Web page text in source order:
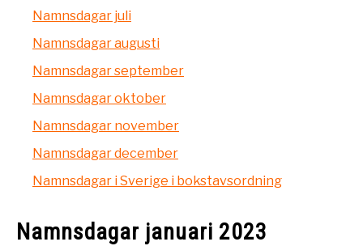
Namnsdagar juli
Namnsdagar augusti
Namnsdagar september
Namnsdagar oktober
Namnsdagar november
Namnsdagar december
Namnsdagar i Sverige i bokstavsordning
Namnsdagar januari 2023